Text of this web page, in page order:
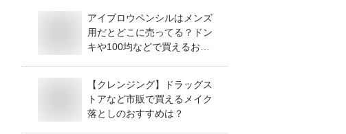
アイブロウペンシルはメンズ
用だとどこに売ってる？ドン
キや100均などで買えるおす
【クレンジング】ドラッグス
トアなど市販で買えるメイク
落としのおすすめは？